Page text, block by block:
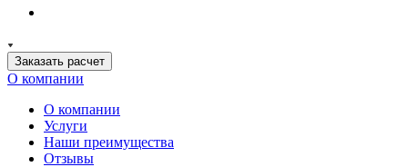
Заказать расчет
О компании
О компании
Услуги
Наши преимущества
Отзывы